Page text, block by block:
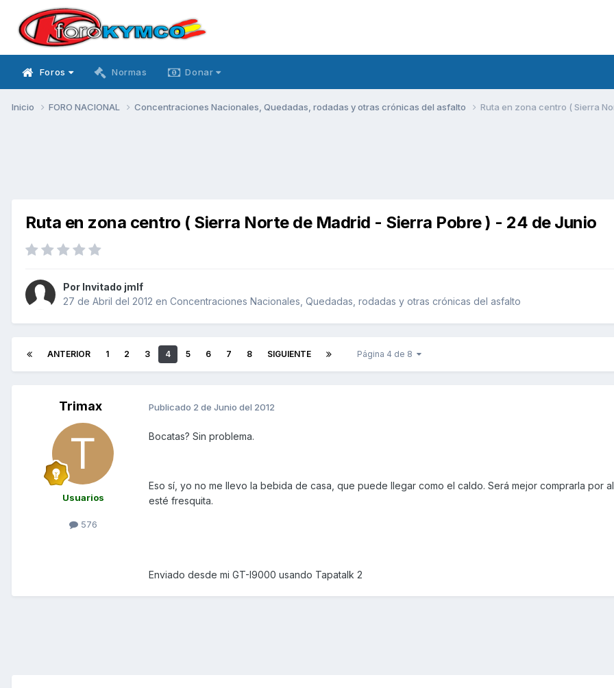
Foros Normas Donar
Inicio FORO NACIONAL Concentraciones Nacionales, Quedadas, rodadas y otras crónicas del asfalto Ruta en zona centro ( Sierra
Ruta en zona centro ( Sierra Norte de Madrid - Sierra Pobre ) - 24 de Junio
Por Invitado jmlf
27 de Abril del 2012 en Concentraciones Nacionales, Quedadas, rodadas y otras crónicas del asfalto
ANTERIOR 1 2 3 4 5 6 7 8 SIGUIENTE Página 4 de 8
Trimax
Usuarios
576
Publicado 2 de Junio del 2012
Bocatas? Sin problema.
Eso sí, yo no me llevo la bebida de casa, que puede llegar como el caldo. Será mejor comprarla por
esté fresquita.
Enviado desde mi GT-I9000 usando Tapatalk 2